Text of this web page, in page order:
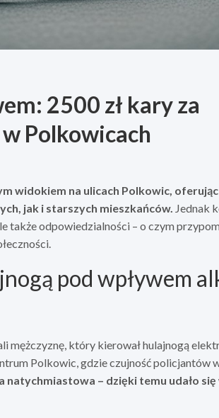
2500 zł kary za
Polkowicach
widokiem na ulicach Polkowic,
jak i starszych mieszkańców. Jednak
także odpowiedzialności – o czym
pod wpływem
mężczyznę, który kierował hulajnogą
Polkowic, gdzie czujność policjantów
natychmiastowa – dzięki temu udało